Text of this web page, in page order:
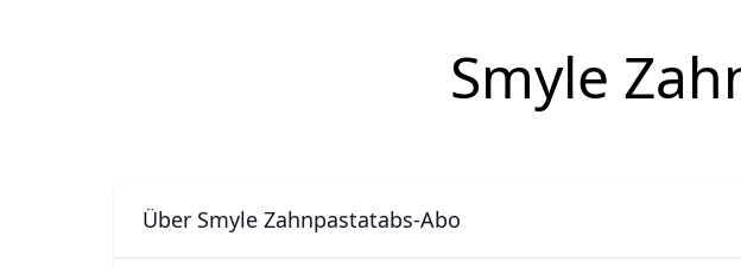
Smyle
Über Smyle Zahnpastatabs-Abo